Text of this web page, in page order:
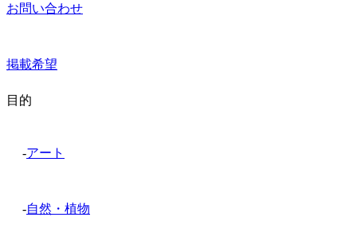
お問い合わせ
掲載希望
目的
-アート
-自然・植物